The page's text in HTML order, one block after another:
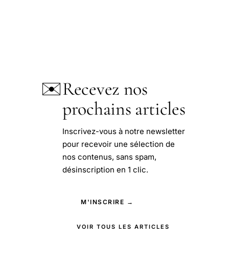
✉️Recevez nos
prochains articles
Inscrivez-vous à notre newsletter
pour recevoir une sélection de
nos contenus, sans spam,
désinscription en 1 clic.
M'INSCRIRE →
VOIR TOUS LES ARTICLES